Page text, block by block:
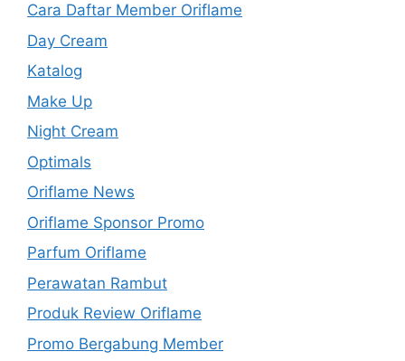
Cara Daftar Member Oriflame
Day Cream
Katalog
Make Up
Night Cream
Optimals
Oriflame News
Oriflame Sponsor Promo
Parfum Oriflame
Perawatan Rambut
Produk Review Oriflame
Promo Bergabung Member